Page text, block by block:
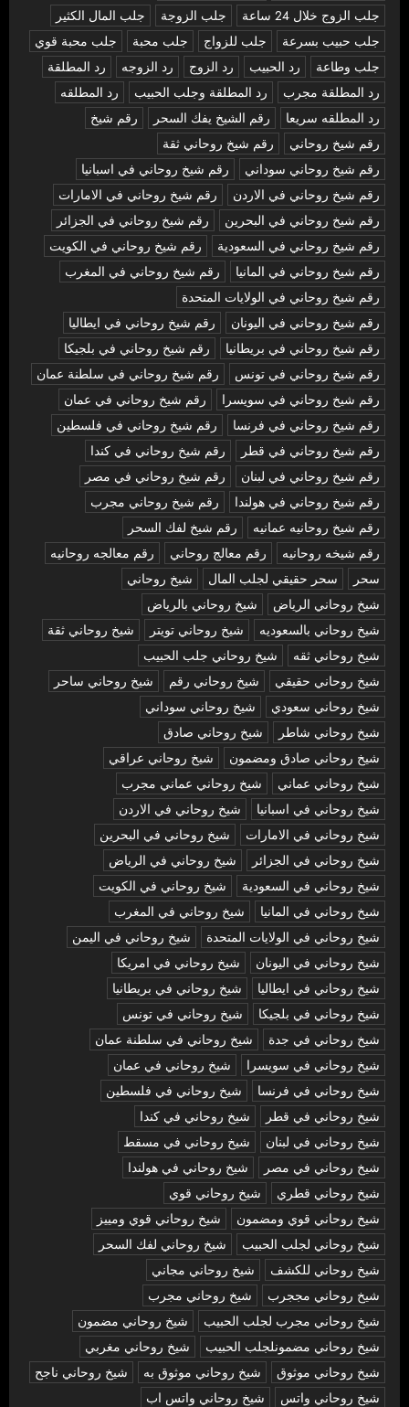
جلب الزوج خلال 24 ساعة
جلب الزوجة
جلب المال الكثير
جلب حبيب بسرعة
جلب للزواج جلب محبة
جلب محبة قوي
جلب وطاعة
رد الحبيب رد الزوج رد الزوجه
رد المطلقة
رد المطلقة مجرب
رد المطلقة وجلب الحبيب
رد المطلقه
رد المطلقه سريعا
رقم الشيخ يفك السحر
رقم شيخ
رقم شيخ روحاني
رقم شيخ روحاني ثقة
رقم شيخ روحاني سوداني
رقم شيخ روحاني في اسبانيا
رقم شيخ روحاني في الاردن
رقم شيخ روحاني في الامارات
رقم شيخ روحاني في البحرين
رقم شيخ روحاني في الجزائر
رقم شيخ روحاني في السعودية
رقم شيخ روحاني في الكويت
رقم شيخ روحاني في المانيا
رقم شيخ روحاني في المغرب
رقم شيخ روحاني في الولايات المتحدة
رقم شيخ روحاني في اليونان
رقم شيخ روحاني في ايطاليا
رقم شيخ روحاني في بريطانيا
رقم شيخ روحاني في بلجيكا
رقم شيخ روحاني في تونس
رقم شيخ روحاني في سلطنة عمان
رقم شيخ روحاني في سويسرا
رقم شيخ روحاني في عمان
رقم شيخ روحاني في فرنسا
رقم شيخ روحاني في فلسطين
رقم شيخ روحاني في قطر
رقم شيخ روحاني في كندا
رقم شيخ روحاني في لبنان
رقم شيخ روحاني في مصر
رقم شيخ روحاني في هولندا
رقم شيخ روحاني مجرب
رقم شيخ روحانيه عمانيه
رقم شيخ لفك السحر
رقم شيخه روحانيه
رقم معالج روحاني
رقم معالجه روحانيه
سحر
سحر حقيقي لجلب المال
شيخ روحاني
شيخ روحاني الرياض
شيخ روحاني بالرياض
شيخ روحاني بالسعوديه
شيخ روحاني تويتر
شيخ روحاني ثقة
شيخ روحاني ثقه
شيخ روحاني جلب الحبيب
شيخ روحاني حقيقي
شيخ روحاني رقم
شيخ روحاني ساحر
شيخ روحاني سعودي
شيخ روحاني سوداني
شيخ روحاني شاطر
شيخ روحاني صادق
شيخ روحاني صادق ومضمون
شيخ روحاني عراقي
شيخ روحاني عماني
شيخ روحاني عماني مجرب
شيخ روحاني في اسبانيا
شيخ روحاني في الاردن
شيخ روحاني في الامارات
شيخ روحاني في البحرين
شيخ روحاني في الجزائر
شيخ روحاني في الرياض
شيخ روحاني في السعودية
شيخ روحاني في الكويت
شيخ روحاني في المانيا
شيخ روحاني في المغرب
شيخ روحاني في الولايات المتحدة
شيخ روحاني في اليمن
شيخ روحاني في اليونان
شيخ روحاني في امريكا
شيخ روحاني في ايطاليا
شيخ روحاني في بريطانيا
شيخ روحاني في بلجيكا
شيخ روحاني في تونس
شيخ روحاني في جدة
شيخ روحاني في سلطنة عمان
شيخ روحاني في سويسرا
شيخ روحاني في عمان
شيخ روحاني في فرنسا
شيخ روحاني في فلسطين
شيخ روحاني في قطر
شيخ روحاني في كندا
شيخ روحاني في لبنان
شيخ روحاني في مسقط
شيخ روحاني في مصر
شيخ روحاني في هولندا
شيخ روحاني قطري
شيخ روحاني قوي
شيخ روحاني قوي ومضمون
شيخ روحاني قوي ومييز
شيخ روحاني لجلب الحبيب
شيخ روحاني لفك السحر
شيخ روحاني للكشف
شيخ روحاني مجاني
شيخ روحاني مججرب
شيخ روحاني مجرب
شيخ روحاني مجرب لجلب الحبيب
شيخ روحاني مضمون
شيخ روحاني مضمونلجلب الحبيب
شيخ روحاني مغربي
شيخ روحاني موثوق
شيخ روحاني موثوق به
شيخ روحاني ناجح
شيخ روحاني واتس
شيخ روحاني واتس اب